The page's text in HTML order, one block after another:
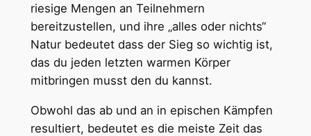
riesige Mengen an Teilnehmern
bereitzustellen, und ihre „alles oder nichts“
Natur bedeutet dass der Sieg so wichtig ist,
das du jeden letzten warmen Körper
mitbringen musst den du kannst.
Obwohl das ab und an in epischen Kämpfen
resultiert, bedeutet es die meiste Zeit das